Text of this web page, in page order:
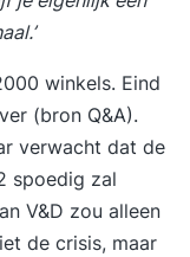
winkels. Eind
(bron Q&A).
verwacht dat de
spoedig zal
V&D zou alleen
de crisis, maar